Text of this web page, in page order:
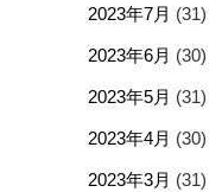
2023年7月 (31)
2023年6月 (30)
2023年5月 (31)
2023年4月 (30)
2023年3月 (31)